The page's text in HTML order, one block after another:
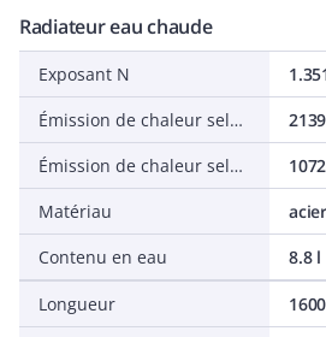
Radiateur eau chaude
Exposant N
Émission de chaleur selon EN 442 20 °C - 75/65
Émission de chaleur selon EN 442 20 °C - 55/45
Matériau
acier
Contenu en eau
8.8 l
Longueur